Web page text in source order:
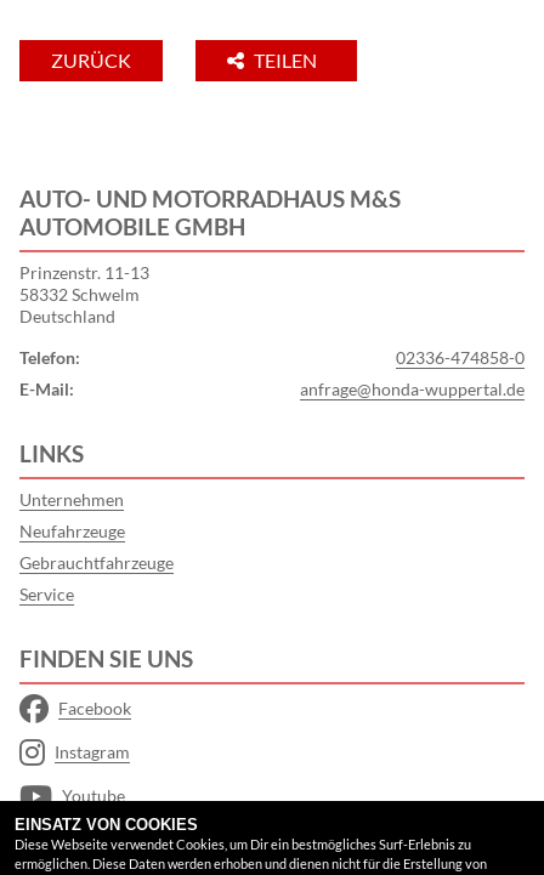
ZURÜCK TEILEN
AUTO- UND MOTORRADHAUS M&S
AUTOMOBILE GMBH
Prinzenstr. 11-13
58332 Schwelm
Deutschland
Telefon:
02336-474858-0
E-Mail:
anfrage@honda-wuppertal.de
LINKS
Unternehmen
Neufahrzeuge
Gebrauchtfahrzeuge
Service
FINDEN SIE UNS
Facebook
Instagram
Youtube
Google Maps
EINSATZ VON COOKIES
Diese Webseite verwendet Cookies, um Dir ein bestmögliches Surf-Erlebnis zu
ermöglichen. Diese Daten werden erhoben und dienen nicht für die Erstellung von